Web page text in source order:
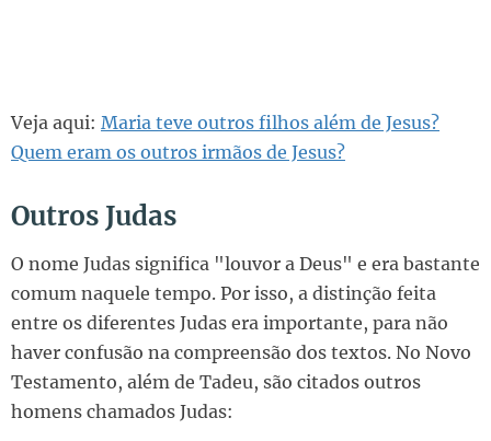
Veja aqui: Maria teve outros filhos além de Jesus?
Quem eram os outros irmãos de Jesus?
Outros Judas
O nome Judas significa "louvor a Deus" e era bastante
comum naquele tempo. Por isso, a distinção feita
entre os diferentes Judas era importante, para não
haver confusão na compreensão dos textos. No Novo
Testamento, além de Tadeu, são citados outros
homens chamados Judas: